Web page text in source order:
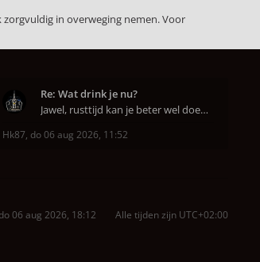
in overweging nemen. Voor
Re: Wat drink je nu?
Jawel, rusttijd kan je beter wel doen anders smaa
Hk87, do 06 aug 2026, 11:52
Alle tijden zijn UTC+02:00
06 aug 2026, 18:12